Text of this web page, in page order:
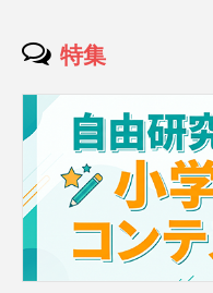
特集